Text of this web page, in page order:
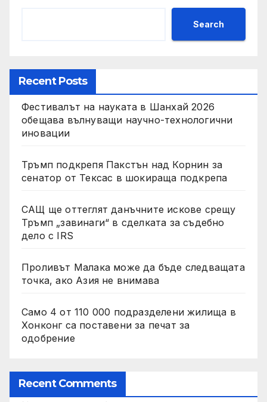
Search
Recent Posts
Фестивалът на науката в Шанхай 2026
обещава вълнуващи научно-технологични
иновации
Тръмп подкрепя Пакстън над Корнин за
сенатор от Тексас в шокираща подкрепа
САЩ ще оттеглят данъчните искове срещу
Тръмп „завинаги“ в сделката за съдебно
дело с IRS
Проливът Малака може да бъде следващата
точка, ако Азия не внимава
Само 4 от 110 000 подразделени жилища в
Хонконг са поставени за печат за
одобрение
Recent Comments